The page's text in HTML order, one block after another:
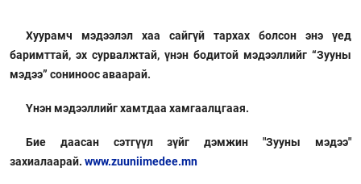
Хуурамч мэдээлэл хаа сайгүй тархах болсон энэ үед
баримттай, эх сурвалжтай, үнэн бодитой мэдээллийг “Зууны
мэдээ” сониноос аваарай.
Үнэн мэдээллийг хамтдаа хамгаалцгаая.
Бие даасан сэтгүүл зүйг дэмжин "Зууны мэдээ"
захиалаарай. www.zuuniimedee.mn